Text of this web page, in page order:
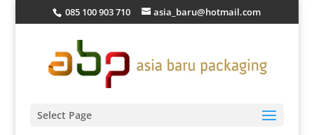
085 100 903 710 asia_baru@hotmail.com
Select Page